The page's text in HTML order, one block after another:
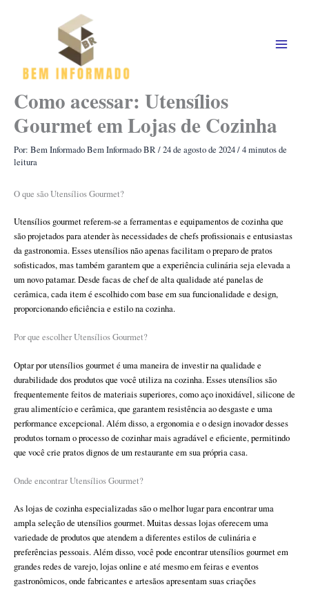
Como acessar: Utensílios
Gourmet em Lojas de Cozinha
Por: Bem InformadoBem Informado BR/24 de agosto de 2024/4 minutos de
leitura
O que são Utensílios Gourmet?
Utensílios gourmet referem-se a ferramentas e equipamentos de cozinha que
são projetados para atender às necessidades de chefs profissionais e entusiastas
da gastronomia. Esses utensílios não apenas facilitam o preparo de pratos
sofisticados, mas também garantem que a experiência culinária seja elevada a
um novo patamar. Desde facas de chef de alta qualidade até panelas de
cerâmica, cada item é escolhido com base em sua funcionalidade e design,
proporcionando eficiência e estilo na cozinha.
Por que escolher Utensílios Gourmet?
Optar por utensílios gourmet é uma maneira de investir na qualidade e
durabilidade dos produtos que você utiliza na cozinha. Esses utensílios são
frequentemente feitos de materiais superiores, como aço inoxidável, silicone de
grau alimentício e cerâmica, que garantem resistência ao desgaste e uma
performance excepcional. Além disso, a ergonomia e o design inovador desses
produtos tornam o processo de cozinhar mais agradável e eficiente, permitindo
que você crie pratos dignos de um restaurante em sua própria casa.
Onde encontrar Utensílios Gourmet?
As lojas de cozinha especializadas são o melhor lugar para encontrar uma
ampla seleção de utensílios gourmet. Muitas dessas lojas oferecem uma
variedade de produtos que atendem a diferentes estilos de culinária e
preferências pessoais. Além disso, você pode encontrar utensílios gourmet em
grandes redes de varejo, lojas online e até mesmo em feiras e eventos
gastronômicos, onde fabricantes e artesãos apresentam suas criações